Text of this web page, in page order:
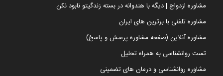
مشاوره ازدواج | دیگه با هندوانه در بسته زندگیتو نابود نکن
مشاوره تلفنی با برترین های ایران
مشاوره آنلاین (صفحه مشاوره پرسش و پاسخ)
تست روانشناسی به همراه تحلیل
مشاوره روانشناسی و درمان های تضمینی